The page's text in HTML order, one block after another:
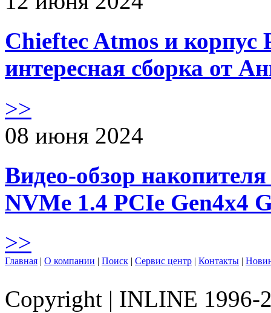
Chieftec Atmos и корпус
интересная сборка от
>>
08 июня 2024
Видео-обзор
NVMe 1.4 PCIe Gen4х4
>>
Главная | О компании | Поиск | Сервис центр | Контакты |
Copyright | INLINE 1996-